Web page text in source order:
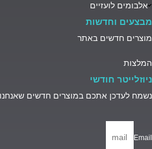
אלבומים לועזיים
מבצעים וחדשות
מוצרים חדשים באתר
המלצות
ניוזלייטר חודשי
נשמח לעדכן אתכם במוצרים חדשים
Email